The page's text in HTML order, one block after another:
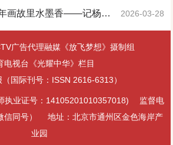
届理事会第二次会议成功
画故里水墨香——记杨柳
代表性传承人臧金艳
2026-03-28
广告代理融媒《放飞梦想》摄制组
电视台《光耀中华》栏目
国际刊号：ISSN 2616-6313）
执业证号：14105201010357018)
监督电
同号）
地址：北京市通州区金色海岸产
业园